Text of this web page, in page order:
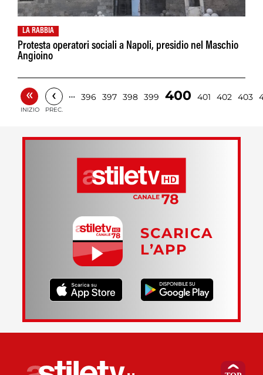
LA RABBIA
Protesta operatori sociali a Napoli, presidio nel Maschio
Angioino
«
INIZIO
‹
PREC.
… 396 397 398 399 400 401 402 403
SCARICA
L’APP